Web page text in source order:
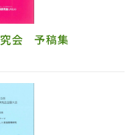
究会 予稿集